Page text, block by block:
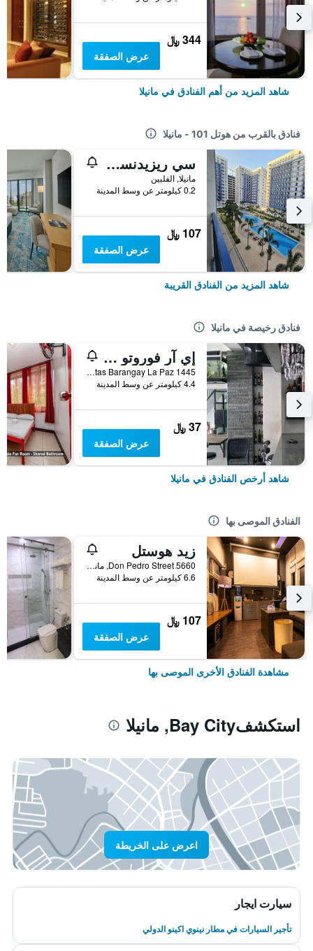
344 ﷼
عرض الصفقة
شاهد المزيد من أهم الفنادق في مانيلا
فنادق بالقرب من هوتل 101 - مانيلا
سي ريزيدنسيز - كوندو ٓرو يوس
مانيلا, الفلبين
0.2 كيلومتر عن وسط المدينة
107 ﷼
عرض الصفقة
شاهد المزيد من الفنادق القريبة
فنادق رخيصة في مانيلا
إي آر فوروتو هوستل ماكاتي
1445 Balagtas Barangay La Paz, مانيلا, الفلبين
4.4 كيلومتر عن وسط المدينة
37 ﷼
عرض الصفقة
شاهد أرخص الفنادق في مانيلا
الفنادق الموصى بها
زيد هوستل
5660 Don Pedro Street, مانيلا, الفلبين
6.6 كيلومتر عن وسط المدينة
107 ﷼
عرض الصفقة
مشاهدة الفنادق الأخرى الموصى بها
استكشفBay City, مانيلا
اعرض على الخريطة
سيارت ايجار
تأجير السيارات في مطار نينوي اكينو الدولي